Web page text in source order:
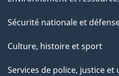
Sécurité nationale et
Culture, histoire et sport
Services de police, justice et